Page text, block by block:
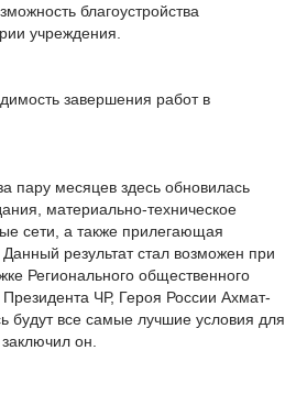
благоустройства
учреждения.
завершения работ в
пару месяцев здесь обновилась
материально-техническое
сети, а также прилегающая
Данный результат стал возможен при
Регионального общественного
ЧР, Героя России Ахмат-
будут все самые лучшие условия для
он.